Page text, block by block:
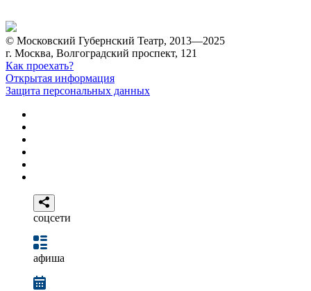
© Московский Губернский Театр, 2013—2025
г. Москва, Волгоградский проспект, 121
Как проехать?
Открытая информация
Защита персональных данных
соцсети
афиша